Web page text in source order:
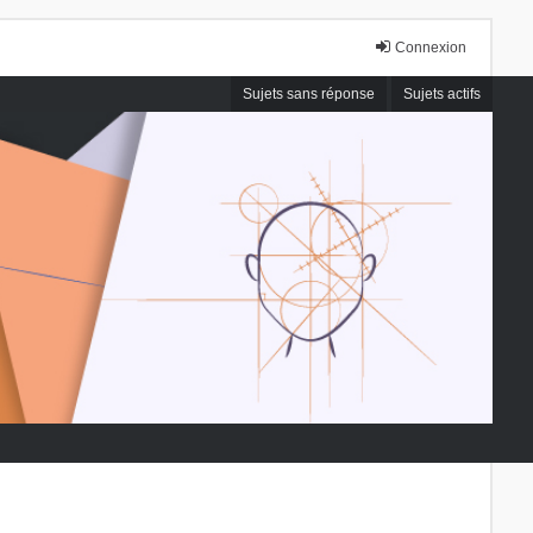
Connexion
Sujets sans réponse Sujets actifs